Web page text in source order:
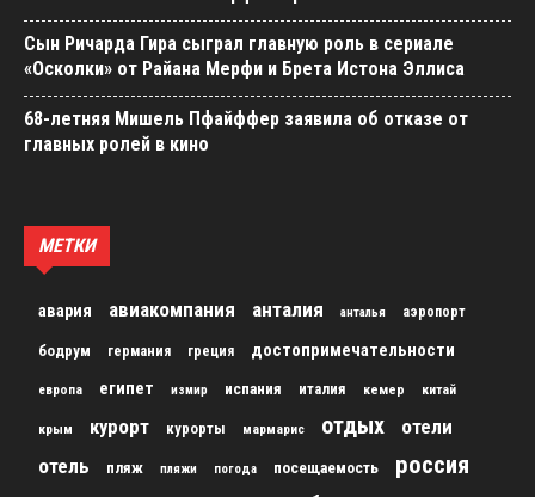
Сын Ричарда Гира сыграл главную роль в сериале
«Осколки» от Райана Мерфи и Брета Истона Эллиса
68-летняя Мишель Пфайффер заявила об отказе от
главных ролей в кино
МЕТКИ
авария авиакомпания анталия анталья аэропорт
бодрум германия греция достопримечательности
европа египет измир испания италия кемер китай
крым курорт курорты мармарис отдых
отели
отель
пляж пляжи погода посещаемость
россия